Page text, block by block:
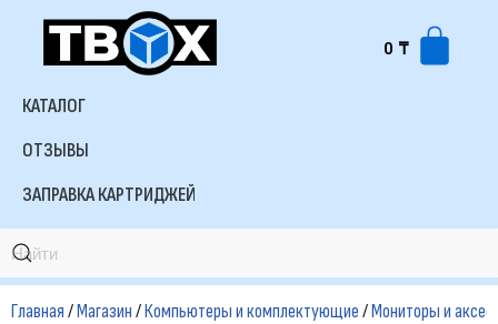
Перейти
содержимому
0 ₸
КАТАЛОГ
ОТЗЫВЫ
ЗАПРАВКА КАРТРИДЖЕЙ
Главная/Магазин/Компьютеры и комплектующие/Мониторы и